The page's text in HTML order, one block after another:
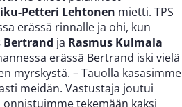
Petteri Lehtonen mietti. TPS
erässä rinnalle ja ohi, kun
Bertrand ja Rasmus Kulmala
erässä Bertrand iski vielä
myrskystä. – Tauolla kasasimme
meidän. Vastustaja joutui
tekemään kaksi